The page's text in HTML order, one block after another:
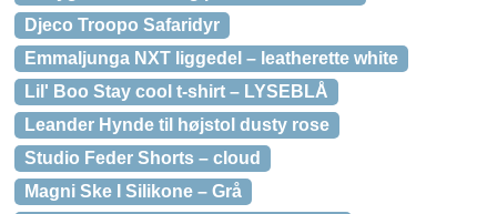
Djeco Troopo Safaridyr
Emmaljunga NXT liggedel – leatherette white
Lil' Boo Stay cool t-shirt – LYSEBLÅ
Leander Hynde til højstol dusty rose
Studio Feder Shorts – cloud
Magni Ske I Silikone – Grå